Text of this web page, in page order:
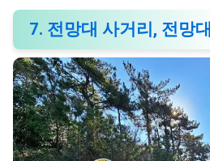
7. 전망대 사거리, 전망대